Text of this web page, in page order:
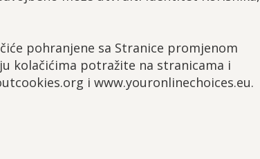
pohranjene sa Stranice promjenom
kolačićima potražite na stranicama i
i www.youronlinechoices.eu.